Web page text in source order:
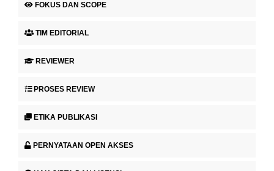
FOKUS DAN SCOPE
TIM EDITORIAL
REVIEWER
PROSES REVIEW
ETIKA PUBLIKASI
PERNYATAAN OPEN AKSES